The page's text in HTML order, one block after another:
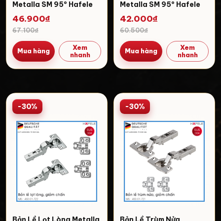
Metalla SM 95º Hafele
308.03.004
46.900₫
67.100₫
Mua hàng
Xem
nhanh
Metalla SM 95º Hafele
308.03.003
42.000₫
60.500₫
Mua hàng
Xem
nhanh
-30% -30%